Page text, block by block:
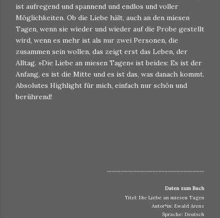
ist aufregend und spannend und endlos und voller
Möglichkeiten. Ob die Liebe hält, auch an den miesen
Tagen, wenn sie wieder und wieder auf die Probe gestellt
wird, wenn es mehr ist als nur zwei Personen, die
zusammen sein wollen, das zeigt erst das Leben, der
Alltag. »Die Liebe an miesen Tagen« ist beides: Es ist der
Anfang, es ist die Mitte und es ist das, was danach kommt.
Absolutes Highlight für mich, einfach nur schön und
berührend!
..................................................................
Daten zum Buch
Titel: Die Liebe an miesen Tagen
Autor*in: Ewald Arenz
Sprache: Deutsch